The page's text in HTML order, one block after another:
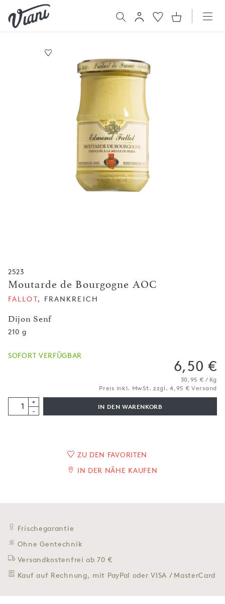
2523
Moutarde de Bourgogne AOC
Dijon Senf
FALLOT, FRANKREICH
210 g
SOFORT VERFÜGBAR
6,50 €
30,95 € / Kg
Preis inkl. MwSt. zzgl. 4,95 € Versand
+
-
IN DEN WARENKORB
ZU DEN FAVORITEN
IN DER NÄHE KAUFEN
Frischegarantie
Ohne Gentechnik
Versandkostenfrei ab 70 €
Kauf auf Rechnung, mit PayPal oder VISA / MasterCard